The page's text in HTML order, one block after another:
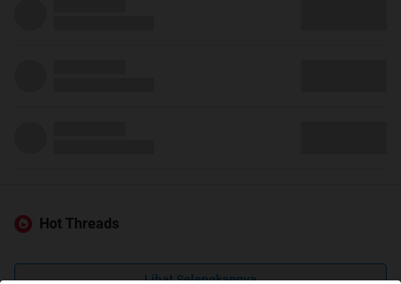
Hot Threads
Lihat Selengkapnya